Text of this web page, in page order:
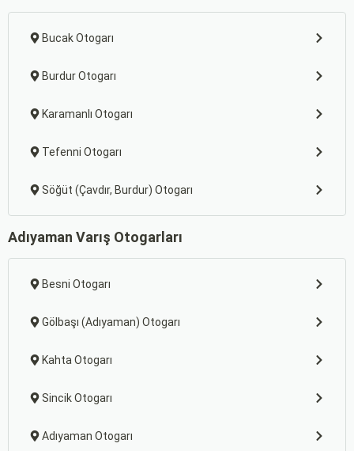
Bucak Otogarı
Burdur Otogarı
Karamanlı Otogarı
Tefenni Otogarı
Söğüt (Çavdır, Burdur) Otogarı
Adıyaman Varış Otogarları
Besni Otogarı
Gölbaşı (Adıyaman) Otogarı
Kahta Otogarı
Sincik Otogarı
Adıyaman Otogarı